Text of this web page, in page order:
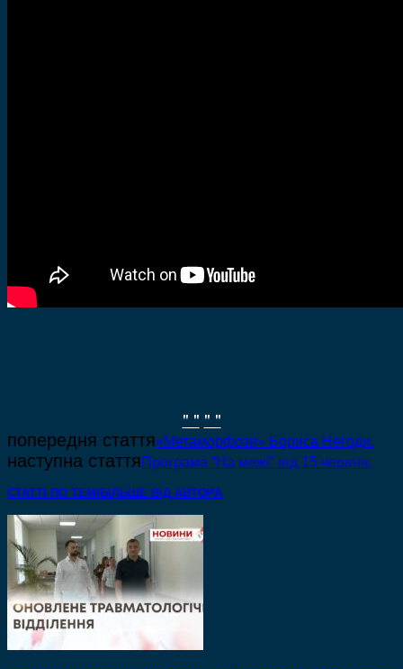
" " " "
попередня стаття«Метаморфози» Бориса Негоди.
наступна статтяПрограма “На межі” від 15 червня.
СТАТТІ ПО ТЕМІ БІЛЬШЕ ВІД АВТОРА